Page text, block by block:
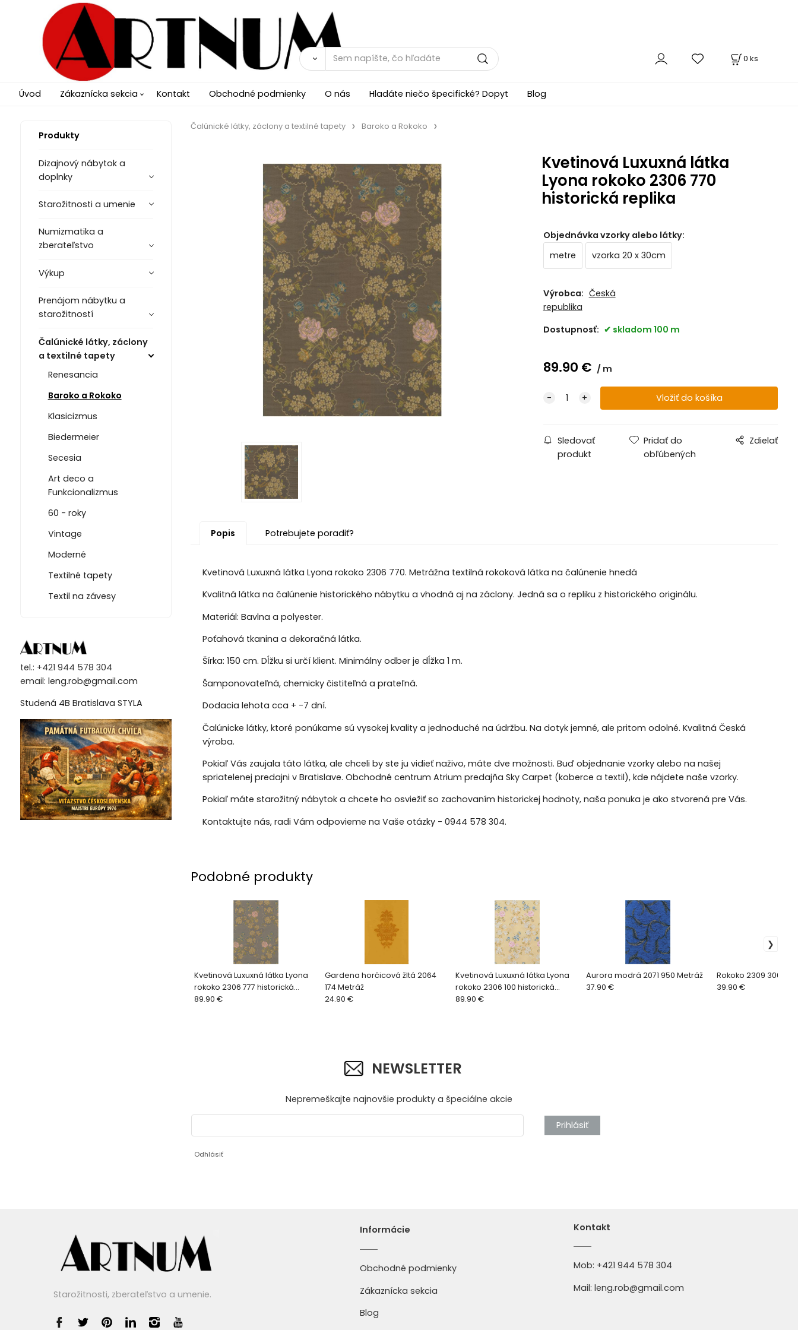
0 ks
Úvod Zákaznícka sekcia Kontakt Obchodné podmienky O nás Hladáte niečo špecifické? Dopyt Blog
Produkty
Dizajnový nábytok a
doplnky
Starožitnosti a umenie
Numizmatika a
zberateľstvo
Výkup
Prenájom nábytku a
starožitností
Čalúnické látky, záclony
a textilné tapety
Renesancia
Baroko a Rokoko
Klasicizmus
Biedermeier
Secesia
Art deco a
Funkcionalizmus
60 - roky
Vintage
Moderné
Textilné tapety
Textil na závesy
tel.: +421 944 578 304
email: leng.rob@gmail.com
Studená 4B Bratislava STYLA
Čalúnické látky, záclony a textilné tapety Baroko a Rokoko
Kvetinová Luxuxná látka
Lyona rokoko 2306 770
historická replika
Objednávka vzorky alebo látky:
metre
vzorka 20 x 30cm
Výrobca: Česká
republika
Dostupnosť:
skladom 100 m
89.90 € m
Sledovať
produkt
Pridať do
obľúbených
Zdielať
Popis Potrebujete poradiť?
Kvetinová Luxuxná látka Lyona rokoko 2306 770. Metrážna textilná rokoková látka na čalúnenie hnedá
Kvalitná látka na čalúnenie historického nábytku a vhodná aj na záclony. Jedná sa o repliku z historického originálu.
Materiál: Bavlna a polyester.
Poťahová tkanina a dekoračná látka.
Šírka: 150 cm. Dĺžku si určí klient. Minimálny odber je dĺžka 1 m.
Šamponovateľná, chemicky čistiteľná a prateľná.
Dodacia lehota cca + -7 dní.
Čalúnicke látky, ktoré ponúkame sú vysokej kvality a jednoduché na údržbu. Na dotyk jemné, ale pritom odolné. Kvalitná Česká
výroba.
Pokiaľ Vás zaujala táto látka, ale chceli by ste ju vidieť naživo, máte dve možnosti. Buď objednanie vzorky alebo na našej
spriatelenej predajni v Bratislave. Obchodné centrum Atrium predajňa Sky Carpet (koberce a textil), kde nájdete naše vzorky.
Pokiaľ máte starožitný nábytok a chcete ho osviežiť so zachovaním historickej hodnoty, naša ponuka je ako stvorená pre Vás.
Kontaktujte nás, radi Vám odpovieme na Vaše otázky - 0944 578 304.
Podobné produkty
Kvetinová Luxuxná látka Lyona
rokoko 2306 777 historická
replika
89.90 €
Gardena horčicová žltá 2064
174 Metráž
24.90 €
Kvetinová Luxuxná látka Lyona
rokoko 2306 100 historická
replika
89.90 €
Aurora modrá 2071 950 Metráž
37.90 €
Rokoko 2309 306
39.90 €
NEWSLETTER
Nepremeškajte najnovšie produkty a špeciálne akcie
Prihlásiť
Odhlásiť
Starožitnosti, zberateľstvo a umenie.
Informácie
Obchodné podmienky
Zákaznícka sekcia
Blog
Kontakt
Mob: +421 944 578 304
Mail: leng.rob@gmail.com